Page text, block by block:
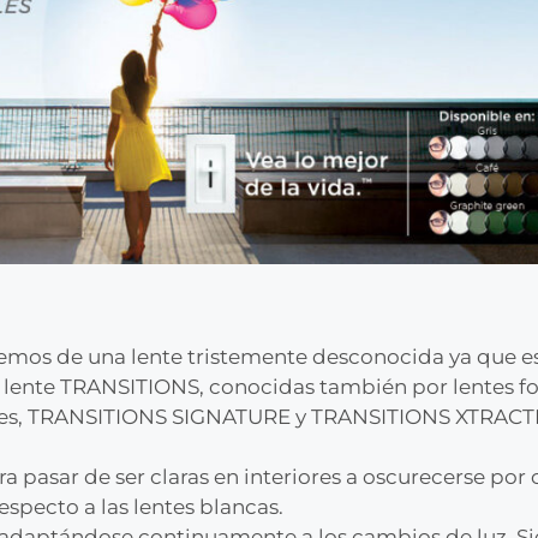
de una lente tristemente desconocida ya que
TRANSITIONS, conocidas también por lentes
SIGNATURE y TRANSITIONS
pasar de ser claras en interiores a oscurecerse
a las lentes blancas.